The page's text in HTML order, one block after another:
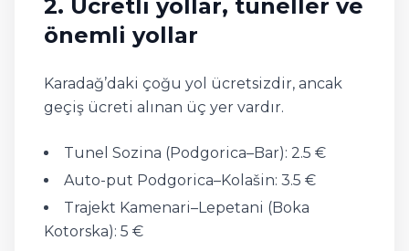
2. Ücretli yollar, tüneller ve
önemli yollar
Karadağ’daki çoğu yol ücretsizdir, ancak
geçiş ücreti alınan üç yer vardır.
Tunel Sozina (Podgorica–Bar): 2.5 €
Auto-put Podgorica–Kolašin: 3.5 €
Trajekt Kamenari–Lepetani (Boka
Kotorska): 5 €